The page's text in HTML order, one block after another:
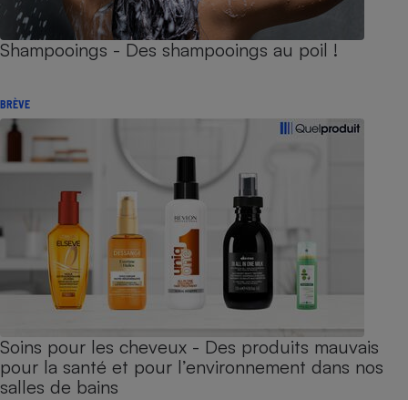
Shampooings - Des shampooings au poil !
BRÈVE
Soins pour les cheveux - Des produits mauvais
pour la santé et pour l’environnement dans nos
salles de bains